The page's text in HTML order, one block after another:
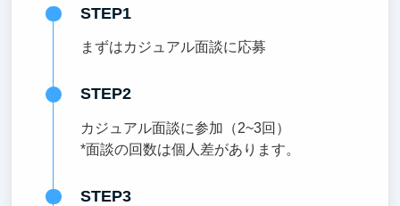
STEP1
まずはカジュアル面談に応募
STEP2
カジュアル面談に参加（2~3回）
*面談の回数は個人差があります。
STEP3